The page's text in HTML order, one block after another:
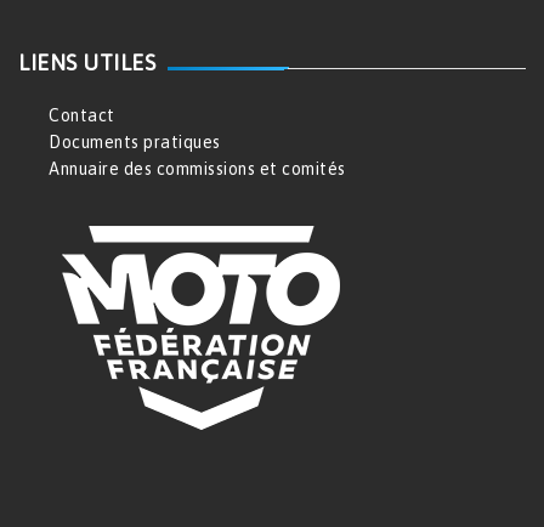
LIENS UTILES
Contact
Documents pratiques
Annuaire des commissions et comités